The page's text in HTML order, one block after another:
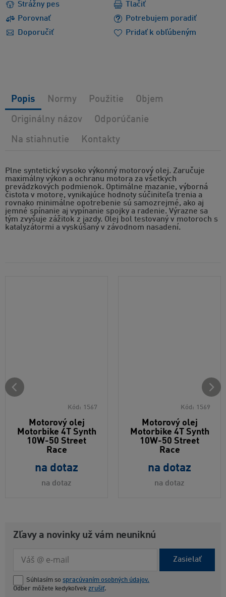
Strážny pes
Porovnať
Potrebujem poradiť
Doporučiť
Tlačiť
Pridať k obľúbeným
Plne syntetický vysoko výkonný motorový olej. Zaručuje
maximálny výkon a ochranu motora za všetkých
prevádzkových podmienok. Optimálne mazanie, výborná
čistota v motore, vynikajúce hodnoty súčiniteľa trenia a
rovnako minimálne opotrebenie sú samozrejmé, ako aj
jemné spínanie aj vypínanie spojky a radenie. Výrazne sa
tým zvyšuje zážitok z jazdy. Olej bol testovaný v motoroch s
katalyzátormi a vyskúšaný v závodnom nasadení.
Popis Normy Použitie Objem
Originálny názov Odporúčanie
Na stiahnutie Kontakty
Kód: 1567
Motorový olej
Motorbike 4T Synth
10W-50 Street
Race
na dotaz
na dotaz
Kód: 1569
Motorový olej
Motorbike 4T Synth
10W-50 Street
Race
na dotaz
na dotaz
Zľavy a novinky už vám neuniknú
Zasielať
Súhlasím so spracúvaním osobných údajov.
Odber môžete kedykoľvek zrušiť.